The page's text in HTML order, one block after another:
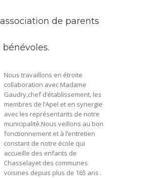
de parents
bénévoles.
Nous travaillons en étroite
collaboration avec Madame
Gaudry,chef d’établissement, les
membres de l’Apel et en synergie
avec les représentants de notre
municipalité.Nous veillons au bon
fonctionnement et à l’entretien
constant de notre école qui
accueille des enfants de
Chasselayet des communes
voisines depuis plus de 165 ans .